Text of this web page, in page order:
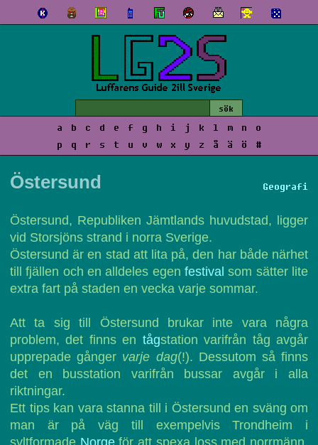
a b c d e f g h i j k l m n
o
p
q r s t u v w x y z å ä ö #
Geografi
Östersund
Östersund, Republiken Jämtlands huvudstad, ligger
vid Storsjöns strand i norra Sverige.
Östersund är en stad att lita på, den har både närhet
till fjällen och en alldeles egen festival som sätter lite
extra fart på staden en vecka varje sommar.
Att ta sig till Östersund brukar inte vara några
problem, det finns en tågstation varifrån tåg avgår
upprepade gånger varje dag(!). Dessutom så finns
det en busstation varifrån bussar avgår i alla
riktningar.
Ett tips kan vara stanna till i Östersund en sväng om
man är på väg till exempelvis Trondheim i
syltformade Norgeför att spexa loss med norrmänn.